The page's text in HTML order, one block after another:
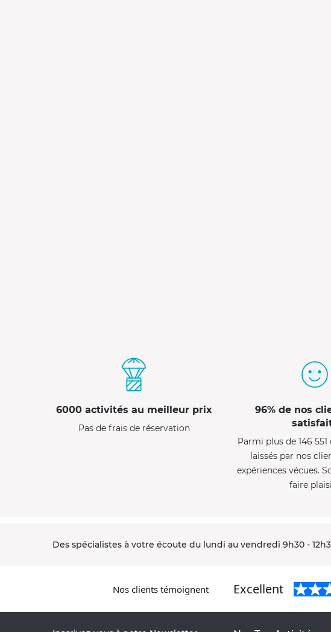
6000 activités au meilleur prix
Pas de frais de réservation
96% de nos
Parmi plus de 146
laissés par nos
expériences vécues.
faire
Des spécialistes à votre écoute du lundi au vendredi 9h30 -
Nos clients témoignent Excellent